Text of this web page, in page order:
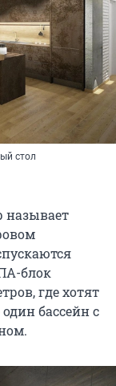
стол
называет
блок
где хотят
бассейн с